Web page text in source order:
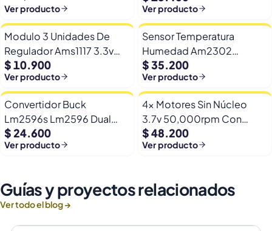
Automatico Frio Calor
Ver producto Ver producto
Modulo 3 Unidades De
Regulador Ams1117 3.3v
Yp-8 Con Pines
$ 10.900
Ver producto
Sensor Temperatura
Humedad Am2302
Dht22/am2302 Digital
Esp32
$ 35.200
Ver producto
Convertidor Buck
Lm2596s Lm2596 Dual
Usb 9-36v A 5v Dc Jack
$ 24.600
Ver producto
4x Motores Sin Núcleo
3.7v 50,000rpm Con
Helices Micro Fpv
$ 48.200
Ver producto
Guías y proyectos relacionados
Ver todo el blog →